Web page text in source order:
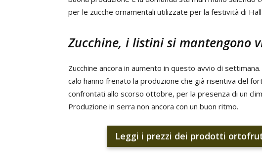
per le zucche ornamentali utilizzate per la festività di
Zucchine, i listini si mantengono
Zucchine ancora in aumento in questo avvio di
calo hanno frenato la produzione che già risentiva del
confrontati allo scorso ottobre, per la presenza di un
Produzione in serra non ancora con un buon ritmo.
Leggi i prezzi dei prodotti